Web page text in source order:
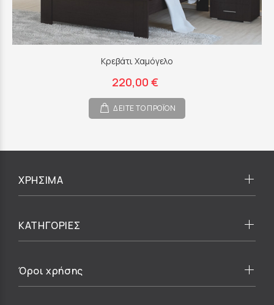
Κρεβάτι Χαμόγελο
220,00 €
ΔΕΙΤΕ ΤΟ ΠΡΟΪΟΝ
ΧΡΗΣΙΜΑ
ΚΑΤΗΓΟΡΙΕΣ
Όροι χρήσης